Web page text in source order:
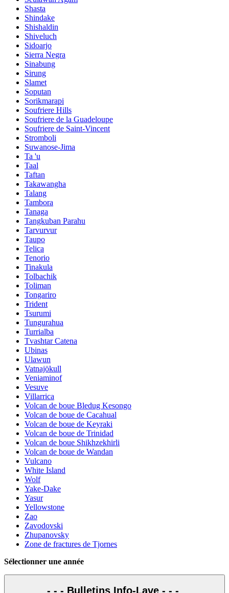
Shasta
Shindake
Shishaldin
Shiveluch
Sidoarjo
Sierra Negra
Sinabung
Sirung
Slamet
Soputan
Sorikmarapi
Soufriere Hills
Soufriere de la Guadeloupe
Soufriere de Saint-Vincent
Stromboli
Suwanose-Jima
Ta 'u
Taal
Taftan
Takawangha
Talang
Tambora
Tanaga
Tangkuban Parahu
Tarvurvur
Taupo
Telica
Tenorio
Tinakula
Tolbachik
Toliman
Tongariro
Trident
Tsurumi
Tungurahua
Turrialba
Tvashtar Catena
Ubinas
Ulawun
Vatnajökull
Veniaminof
Vesuve
Villarrica
Volcan de boue Bledug Kesongo
Volcan de boue de Cacahual
Volcan de boue de Keyraki
Volcan de boue de Trinidad
Volcan de boue Shikhzekhirli
Volcan de boue de Wandan
Vulcano
White Island
Wolf
Yake-Dake
Yasur
Yellowstone
Zao
Zavodovski
Zhupanovsky
Zone de fractures de Tjornes
Sélectionner une année
- - - Bulletins Info-Lave - - -